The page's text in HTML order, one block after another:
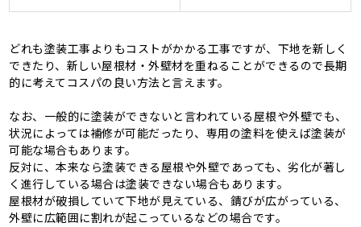
どれも塗装工事よりもコストがかかる工事ですが、下地を新しく
できたり、新しい屋根材・外壁材を重ねることができるので長期
的に考えてコスパの良い方法と言えます。
なお、一般的に塗装ができないと言われている屋根や外壁でも、
状況によっては補修が可能だったり、専用の塗料を使えば塗装が
可能な場合もあります。
反対に、本来なら塗装できる屋根や外壁であっても、劣化が著し
く進行している場合は塗装できない場合もあります。
屋根材が破損していて下地が見えている、錆びが広がっている、
外壁に広範囲に割れが起こっているなどの場合です。